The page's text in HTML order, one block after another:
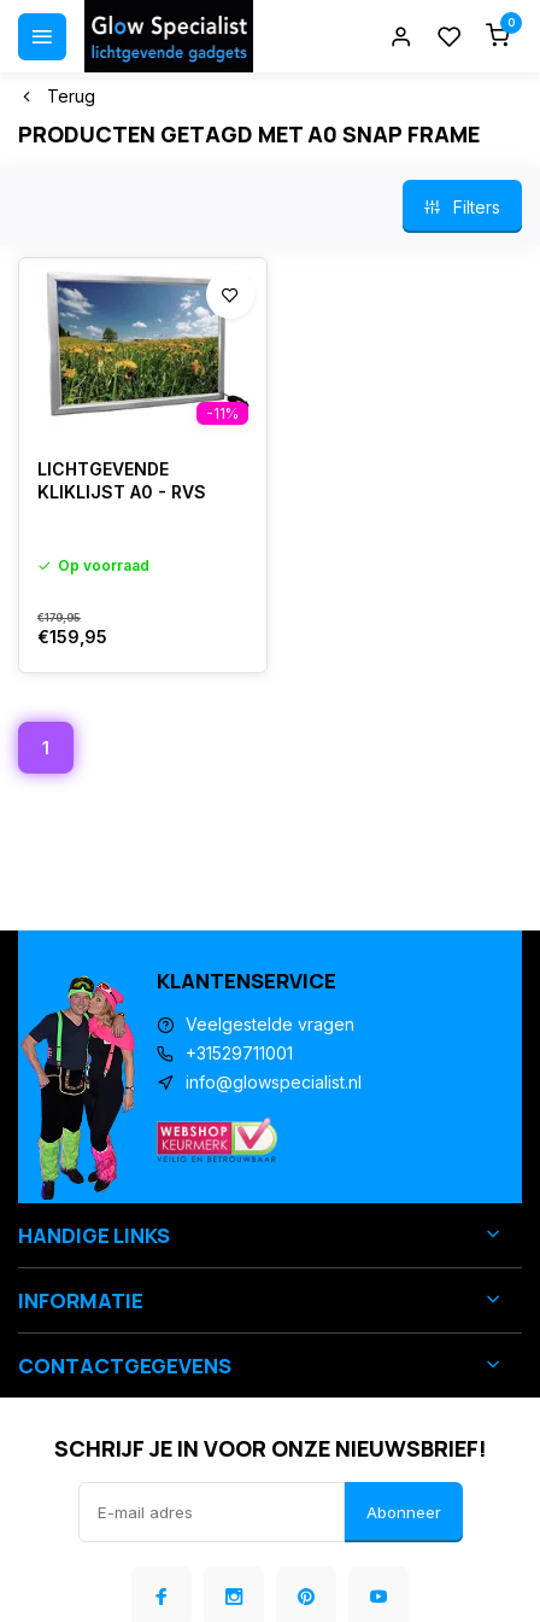
0
Terug
PRODUCTEN GETAGD MET A0 SNAP FRAME
Filters
-11%
LICHTGEVENDE
KLIKLIJST A0 - RVS
Op voorraad
€179,95
€159,95
1
KLANTENSERVICE
Veelgestelde vragen
+31529711001
info@glowspecialist.nl
HANDIGE LINKS
INFORMATIE
CONTACTGEGEVENS
SCHRIJF JE IN VOOR ONZE NIEUWSBRIEF!
Abonneer